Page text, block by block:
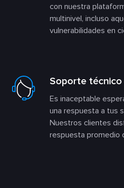
con nuestra
multinivel, incluso
vulnerabilidades en
Soporte
Es inaceptable
una respuesta a tus
Nuestros clientes
respuesta promedio